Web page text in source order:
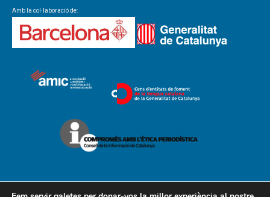
Amb la col·laboració de: